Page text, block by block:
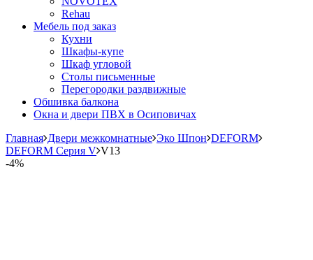
Rehau
Мебель под заказ
Кухни
Шкафы-купе
Шкаф угловой
Столы письменные
Перегородки раздвижные
Обшивка балкона
Окна и двери ПВХ в Осиповичах
Главная Двери межкомнатные Эко Шпон DEFORM
DEFORM Серия V V13
-4%